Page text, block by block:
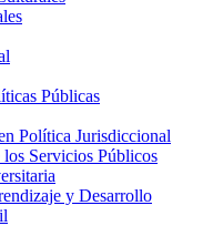
Públicas
Política Jurisdiccional
Servicios Públicos
y Desarrollo